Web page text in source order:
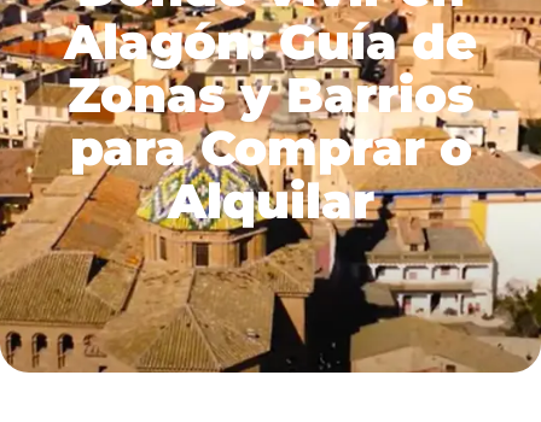
Alagón: Guía de
Zonas y Barrios
para Comprar o
Alquilar